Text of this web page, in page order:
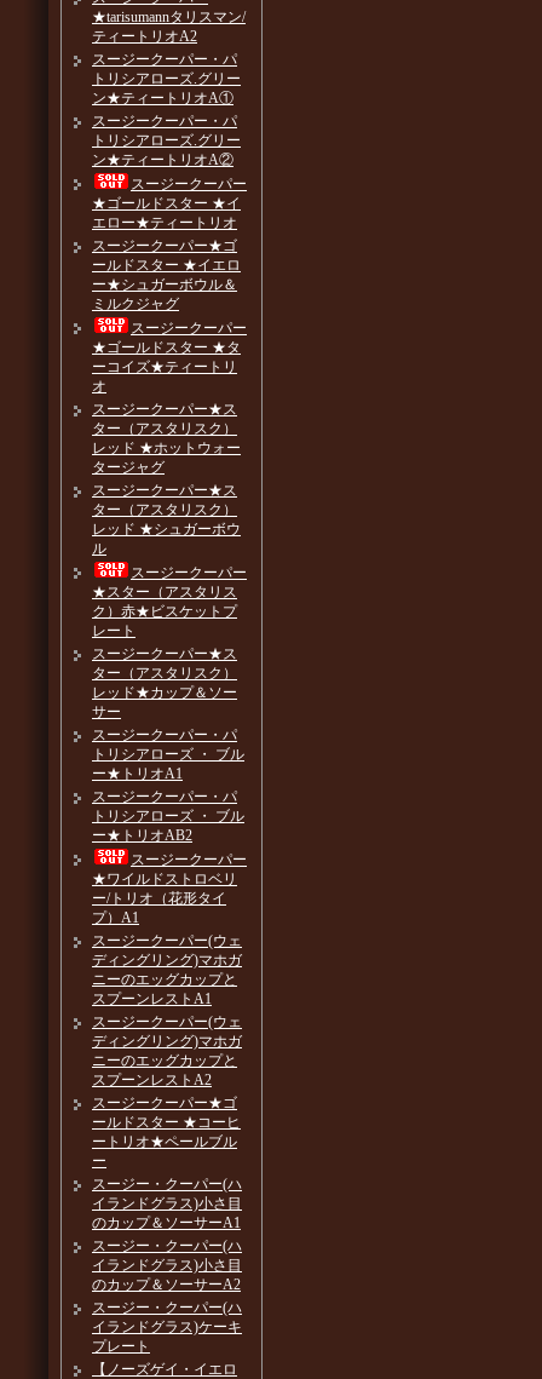
★tarisumannタリスマン/
ティートリオA2
スージークーパー・パ
トリシアローズ.グリー
ン★ティートリオA①
スージークーパー・パ
トリシアローズ.グリー
ン★ティートリオA②
スージークーパー
★ゴールドスター ★イ
エロー★ティートリオ
スージークーパー★ゴ
ールドスター ★イエロ
ー★シュガーボウル＆
ミルクジャグ
スージークーパー
★ゴールドスター ★タ
ーコイズ★ティートリ
オ
スージークーパー★ス
ター（アスタリスク）
レッド ★ホットウォー
タージャグ
スージークーパー★ス
ター（アスタリスク）
レッド ★シュガーボウ
ル
スージークーパー
★スター（アスタリス
ク）赤★ビスケットプ
レート
スージークーパー★ス
ター（アスタリスク）
レッド★カップ＆ソー
サー
スージークーパー・パ
トリシアローズ ・ ブル
ー★トリオA1
スージークーパー・パ
トリシアローズ ・ ブル
ー★トリオAB2
スージークーパー
★ワイルドストロベリ
ー/トリオ（花形タイ
プ）A1
スージークーパー(ウェ
ディングリング)マホガ
ニーのエッグカップと
スプーンレストA1
スージークーパー(ウェ
ディングリング)マホガ
ニーのエッグカップと
スプーンレストA2
スージークーパー★ゴ
ールドスター ★コーヒ
ートリオ★ペールブル
ー
スージー・クーパー(ハ
イランドグラス)小さ目
のカップ＆ソーサーA1
スージー・クーパー(ハ
イランドグラス)小さ目
のカップ＆ソーサーA2
スージー・クーパー(ハ
イランドグラス)ケーキ
プレート
【ノーズゲイ・イエロ